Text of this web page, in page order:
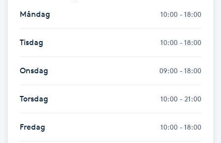
Headspa
Healing
Herrklippning
HIFU
Hollywood Peel
Måndag 10:00 - 18:00
Tisdag 10:00 - 18:00
Onsdag 09:00 - 18:00
Torsdag 10:00 - 21:00
Fredag 10:00 - 18:00